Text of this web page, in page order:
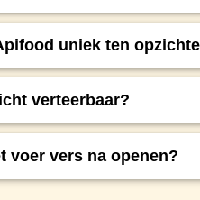
is volledig
een graanallergie of
uniek ten
hondenvoer ter
van het
verteerbaar?
is
die zacht zijn voor
voer vers na openen?